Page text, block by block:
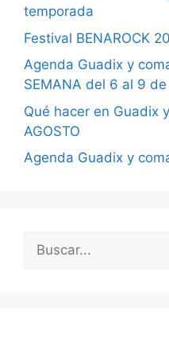
temporada
Festival BENAROCK
Agenda Guadix y
SEMANA del 6 al 9
Qué hacer en Guadix
AGOSTO
Agenda Guadix y
Buscar: